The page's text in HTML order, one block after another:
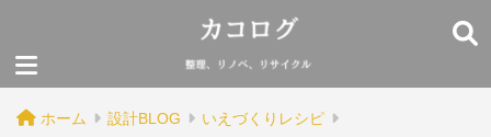
ホーム 設計BLOG いえづくりレシピ